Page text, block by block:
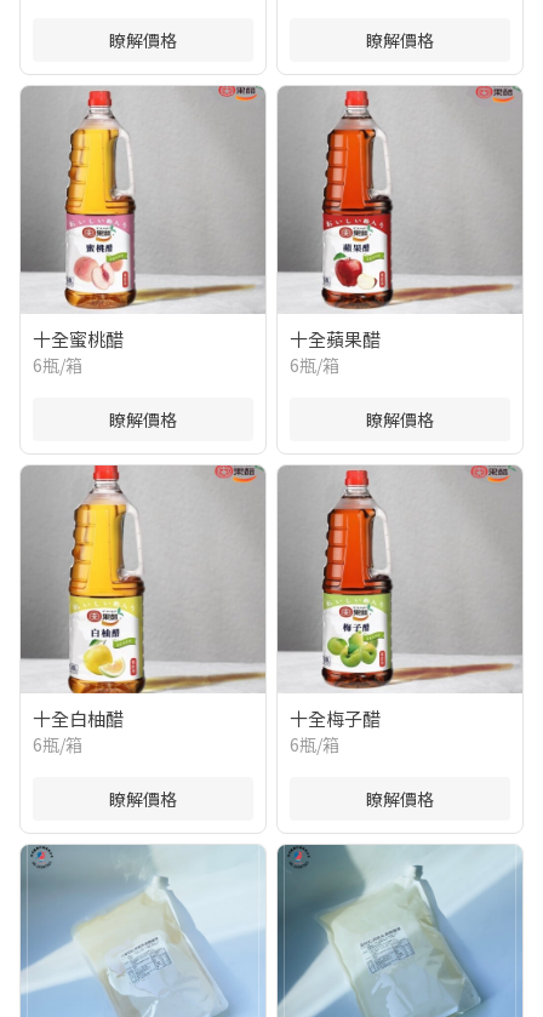
瞭解價格 瞭解價格
十全蜜桃醋
6瓶/箱
瞭解價格
十全蘋果醋
6瓶/箱
瞭解價格
十全白柚醋
6瓶/箱
瞭解價格
十全梅子醋
6瓶/箱
瞭解價格